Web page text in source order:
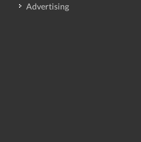
Advertising